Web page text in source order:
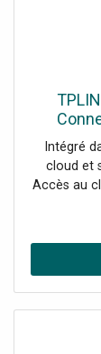
Intégré
cloud et
Accès au
avec
de la
prise